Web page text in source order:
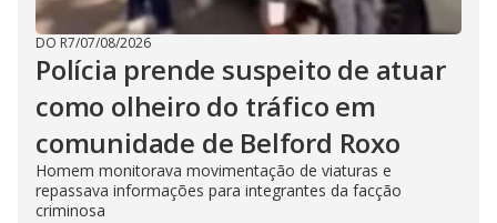
DO R7/07/08/2026
Polícia prende suspeito de atuar
como olheiro do tráfico em
comunidade de Belford Roxo
Homem monitorava movimentação de viaturas e
repassava informações para integrantes da facção
criminosa